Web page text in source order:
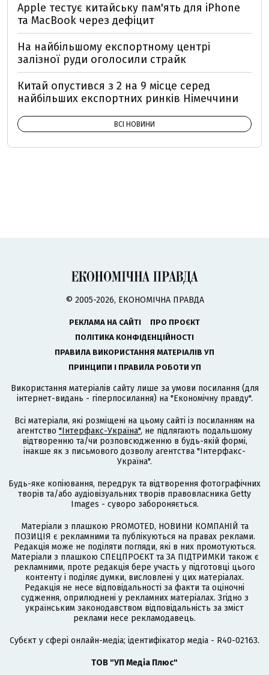
Apple тестує китайську пам'ять для iPhone
та MacBook через дефіцит
На найбільшому експортному центрі
залізної руди оголосили страйк
Китай опустився з 2 на 9 місце серед
найбільших експортних ринків Німеччини
ВСІ НОВИНИ
© 2005-2026, ЕКОНОМІЧНА ПРАВДА
РЕКЛАМА НА САЙТІ
ПРО ПРОЄКТ
ПОЛІТИКА КОНФІДЕНЦІЙНОСТІ
ПРАВИЛА ВИКОРИСТАННЯ МАТЕРІАЛІВ УП
ПРИНЦИПИ І ПРАВИЛА РОБОТИ УП
Використання матеріалів сайту лише за умови посилання (для
інтернет-видань - гіперпосилання) на "Економічну правду".
Всі матеріали, які розміщені на цьому сайті із посиланням на
агентство "Інтерфакс-Україна", не підлягають подальшому
відтворенню та/чи розповсюдженню в будь-якій формі,
інакше як з письмового дозволу агентства "Інтерфакс-
Україна".
Будь-яке копіювання, передрук та відтворення фотографічних
творів та/або аудіовізуальних творів правовласника Getty
Images - суворо забороняється.
Матеріали з плашкою PROMOTED, НОВИНИ КОМПАНІЙ та
ПОЗИЦІЯ є рекламними та публікуються на правах реклами.
Редакція може не поділяти погляди, які в них промотуються.
Матеріали з плашкою СПЕЦПРОЄКТ та ЗА ПІДТРИМКИ також є
рекламними, проте редакція бере участь у підготовці цього
контенту і поділяє думки, висловлені у цих матеріалах.
Редакція не несе відповідальності за факти та оціночні
судження, оприлюднені у рекламних матеріалах. Згідно з
українським законодавством відповідальність за зміст
реклами несе рекламодавець.
Cубєкт у сфері онлайн-медіа; ідентифікатор медіа - R40-02163.
ТОВ "УП Медіа Плюс"